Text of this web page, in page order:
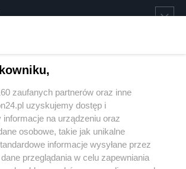
zaufanych partnerów oraz inne
uzyskujemy dostęp i
informacje na urządzeniu oraz
osobowe, takie jak unikalne
informacje wysyłane przez
przeglądania w celu zapewniania